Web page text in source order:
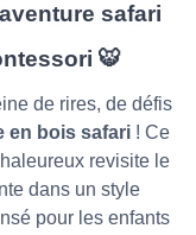
safari
🐯
de rires, de défis
en bois safari! Ce
revisite le
dans un style
pour les enfants